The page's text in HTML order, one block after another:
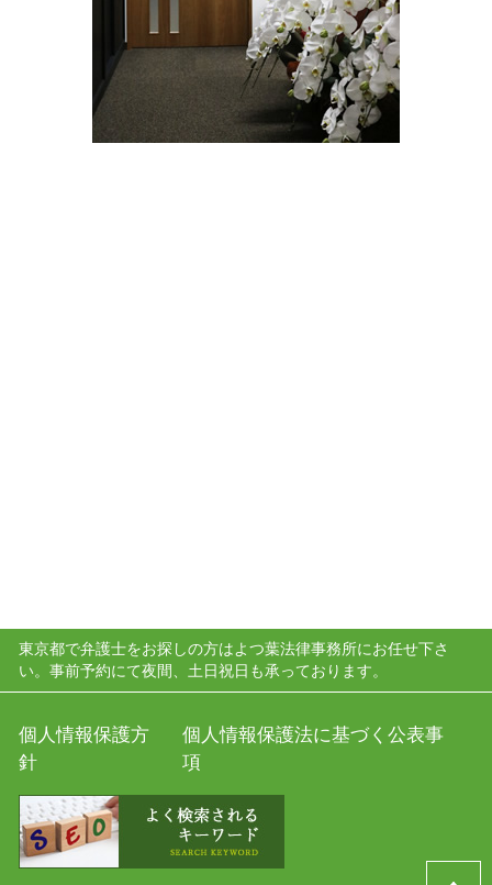
東京都で弁護士をお探しの方はよつ葉法律事務所にお任せ下さ
い。事前予約にて夜間、土日祝日も承っております。
個人情報保護方
針
個人情報保護法に基づく公表事
項